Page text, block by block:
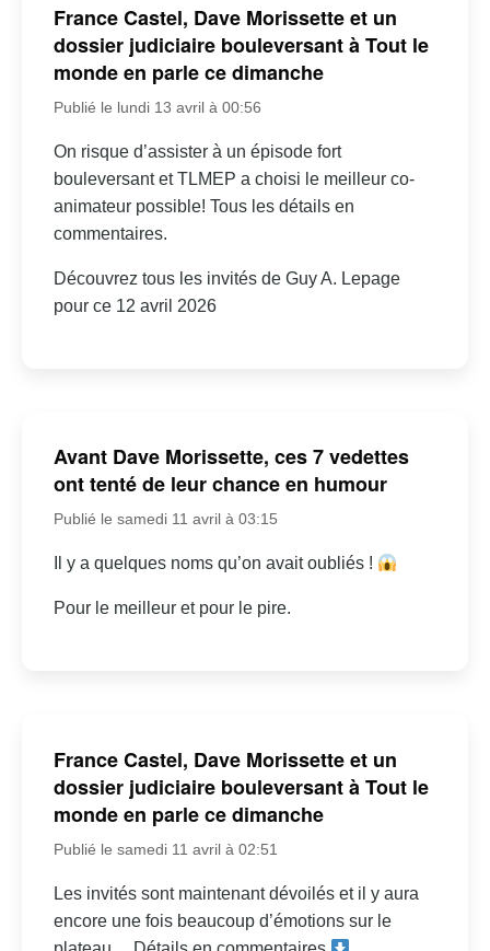
France Castel, Dave Morissette et un
dossier judiciaire bouleversant à Tout le
monde en parle ce dimanche
Publié le lundi 13 avril à 00:56
On risque d’assister à un épisode fort
bouleversant et TLMEP a choisi le meilleur co-
animateur possible! Tous les détails en
commentaires.
Découvrez tous les invités de Guy A. Lepage
pour ce 12 avril 2026
Avant Dave Morissette, ces 7 vedettes
ont tenté de leur chance en humour
Publié le samedi 11 avril à 03:15
Il y a quelques noms qu’on avait oubliés !
Pour le meilleur et pour le pire.
France Castel, Dave Morissette et un
dossier judiciaire bouleversant à Tout le
monde en parle ce dimanche
Publié le samedi 11 avril à 02:51
Les invités sont maintenant dévoilés et il y aura
encore une fois beaucoup d’émotions sur le